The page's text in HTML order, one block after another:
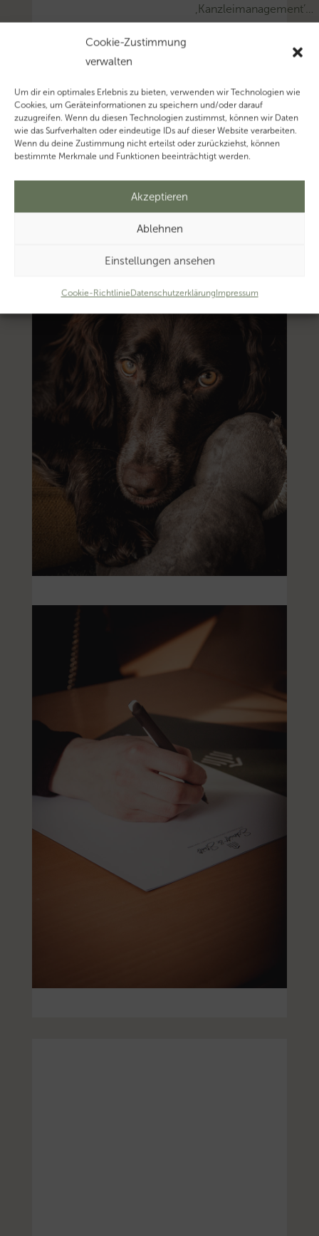
Cookie-Zustimmung
verwalten
Um dir ein optimales Erlebnis zu bieten, verwenden wir Technologien wie
Cookies, um Geräteinformationen zu speichern und/oder darauf
zuzugreifen. Wenn du diesen Technologien zustimmst, können wir Daten
wie das Surfverhalten oder eindeutige IDs auf dieser Website verarbeiten.
Wenn du deine Zustimmung nicht erteilst oder zurückziehst, können
bestimmte Merkmale und Funktionen beeinträchtigt werden.
Akzeptieren
Ablehnen
Einstellungen ansehen
Cookie-RichtlinieDatenschutzerklärungImpressum
‚Kanzleimanagement’…
‚Steuerberatung’…
Mehr
zum
Thema
‚Steuerberater’…